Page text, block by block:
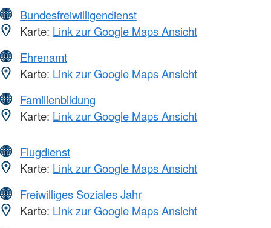
Bundesfreiwilligendienst
Karte: Link zur Google Maps Ansicht
Ehrenamt
Karte: Link zur Google Maps Ansicht
Familienbildung
Karte: Link zur Google Maps Ansicht
Flugdienst
Karte: Link zur Google Maps Ansicht
Freiwilliges Soziales Jahr
Karte: Link zur Google Maps Ansicht